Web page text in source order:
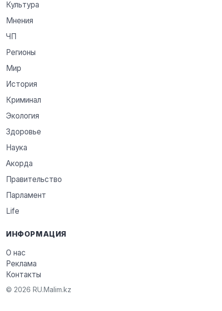
Культура
Мнения
ЧП
Регионы
Мир
История
Криминал
Экология
Здоровье
Наука
Акорда
Правительство
Парламент
Life
ИНФОРМАЦИЯ
О нас
Реклама
Контакты
© 2026 RU.Malim.kz